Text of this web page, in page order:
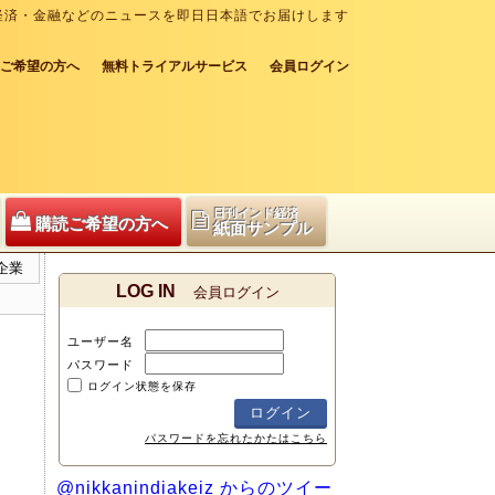
・金融などのニュースを即日日本語でお届けします
希望の方へ 無料トライアルサービス 会員ログイン
購読ご希望の方へ
日刊インド経済
紙面サンプル
業
LOG IN 会員ログイン
ユーザー名
パスワード
ログイン状態を保存
パスワードを忘れたかたはこちら
@nikkanindiakeiz からのツイー